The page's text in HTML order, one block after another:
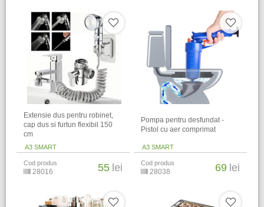
Extensie dus pentru robinet,
cap dus si furtun flexibil 150
cm
A3 SMART
Cod produs
28016 55 lei
Pompa pentru desfundat -
Pistol cu aer comprimat
A3 SMART
Cod produs
28038 69 lei